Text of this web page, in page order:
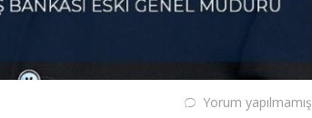
Yorum yapılmamış